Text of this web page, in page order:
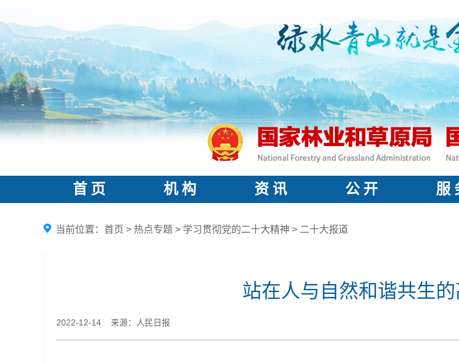
首 页 机 构 资 讯 公 开 服
当前位置： 首页 > 热点专题 > 学习贯彻党的二十大精神 > 二十大报道
站在人与自然和谐共生
2022-12-14 来源：人民日报